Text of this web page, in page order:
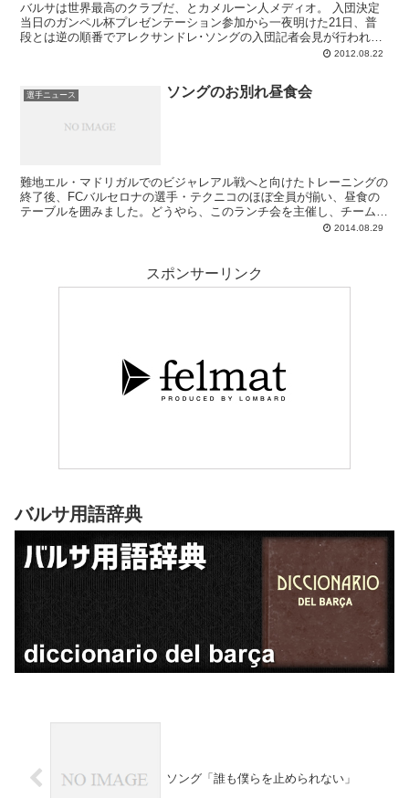
バルサは世界最高のクラブだ、とカメルーン人メディオ。 入団決定
当日のガンペル杯プレゼンテーション参加から一夜明けた21日、普
段とは逆の順番でアレクサンドレ･ソングの入団記者会見が行われま
2012.08.22
選手ニュース ソングのお別れ昼食会
難地エル・マドリガルでのビジャレアル戦へと向けたトレーニングの
終了後、FCバルセロナの選手・テクニコのほぼ全員が揃い、昼食の
テーブルを囲みました。どうやら、このランチ会を主催し、チームの
みんなを招待したのはアレックス・ソング。新シーズン用チームが
ておらず、クラブと彼は夏のマーケットが閉まる9月1日までに行き
先を見つけなければならない。かなり落ち着かない状況でしょうが、
2014.08.29
スポンサーリンク
バルサ用語辞典
ソング「誰も僕らを止められない」